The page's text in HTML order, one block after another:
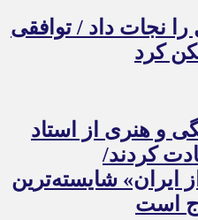
نجات داد / توافقی
کرد
و هنری از استاد
کردند/
ایران» شایسته‌ترین
است